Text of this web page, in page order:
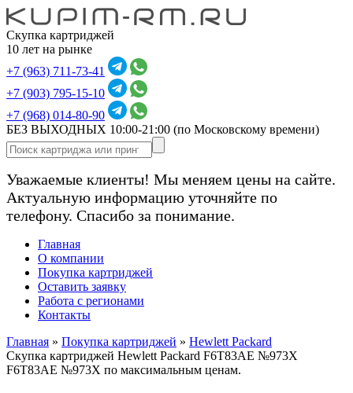
Скупка картриджей
10 лет на рынке
+7 (963) 711-73-41
+7 (903) 795-15-10
+7 (968) 014-80-90
БЕЗ ВЫХОДНЫХ 10:00-21:00 (по Московскому времени)
Уважаемые клиенты! Мы меняем цены на сайте.
Актуальную информацию уточняйте по
телефону. Спасибо за понимание.
Главная
О компании
Покупка картриджей
Оставить заявку
Работа с регионами
Контакты
Главная » Покупка картриджей » Hewlett Packard
Скупка картриджей Hewlett Packard F6T83AE №973X
F6T83AE №973X по максимальным ценам.